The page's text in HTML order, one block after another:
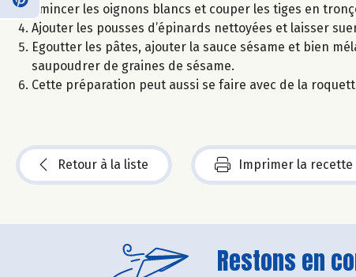
Emincer les oignons blancs et couper les tiges en
Ajouter les pousses d’épinards nettoyées et laisser
Egoutter les pâtes, ajouter la sauce sésame et bien
saupoudrer de graines de sésame.
Cette préparation peut aussi se faire avec de la
Retour à la liste Imprimer la recette
Restons en